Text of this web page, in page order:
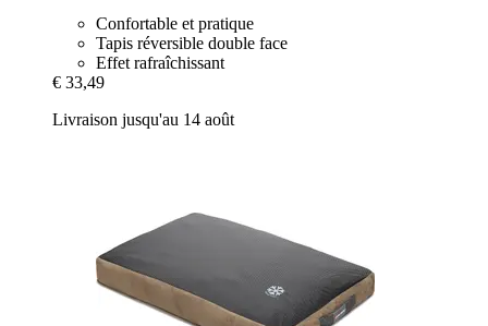
Confortable et pratique
Tapis réversible double face
Effet rafraîchissant
€ 33,49
Livraison jusqu'au 14 août